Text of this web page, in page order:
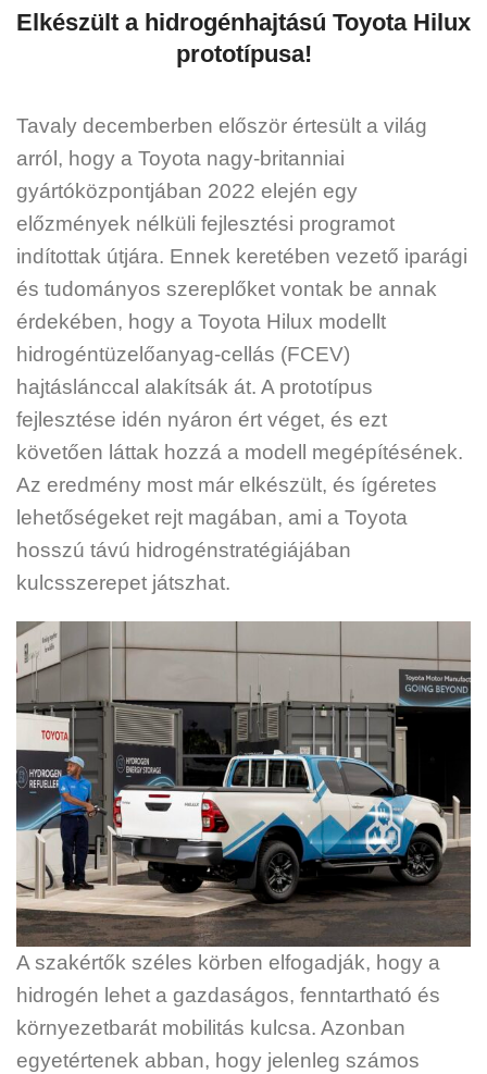
Elkészült a hidrogénhajtású Toyota Hilux
prototípusa!
Tavaly decemberben először értesült a világ
arról, hogy a Toyota nagy-britanniai
gyártóközpontjában 2022 elején egy
előzmények nélküli fejlesztési programot
indítottak útjára. Ennek keretében vezető iparági
és tudományos szereplőket vontak be annak
érdekében, hogy a Toyota Hilux modellt
hidrogéntüzelőanyag-cellás (FCEV)
hajtáslánccal alakítsák át. A prototípus
fejlesztése idén nyáron ért véget, és ezt
követően láttak hozzá a modell megépítésének.
Az eredmény most már elkészült, és ígéretes
lehetőségeket rejt magában, ami a Toyota
hosszú távú hidrogénstratégiájában
kulcsszerepet játszhat.
A szakértők széles körben elfogadják, hogy a
hidrogén lehet a gazdaságos, fenntartható és
környezetbarát mobilitás kulcsa. Azonban
egyetértenek abban, hogy jelenleg számos